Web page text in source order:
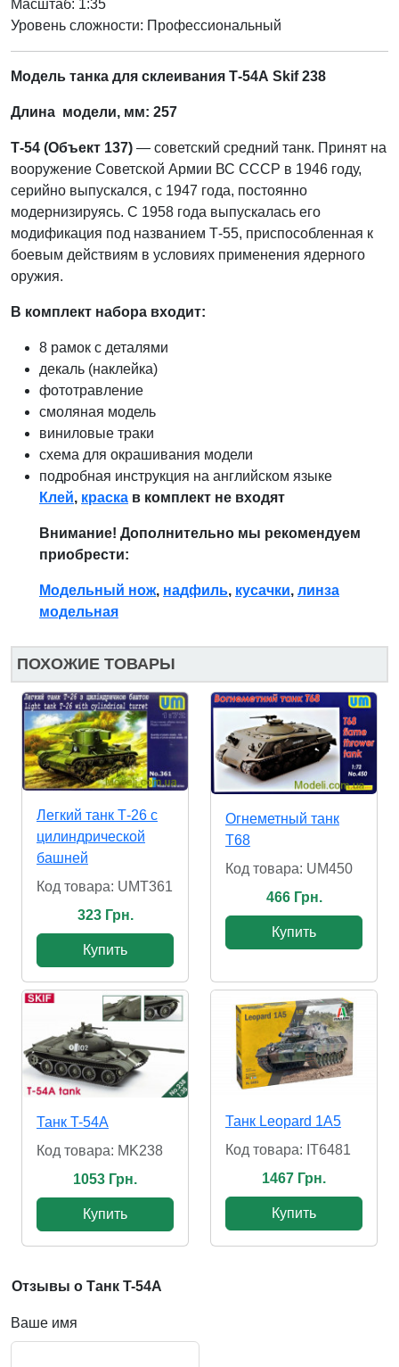
Масштаб: 1:35
Уровень сложности: Профессиональный
Модель танка для склеивания Т-54А Skif 238
Длина модели, мм: 257
Т-54 (Объект 137) — советский средний танк. Принят на
вооружение Советской Армии ВС СССР в 1946 году,
серийно выпускался, с 1947 года, постоянно
модернизируясь. С 1958 года выпускалась его
модификация под названием Т-55, приспособленная к
боевым действиям в условиях применения ядерного
оружия.
В комплект набора входит:
8 рамок с деталями
декаль (наклейка)
фототравление
смоляная модель
виниловые траки
схема для окрашивания модели
подробная инструкция на английском языке
Клей, краска в комплект не входят
Внимание! Дополнительно мы рекомендуем
приобрести:
Модельный нож, надфиль, кусачки, линза
модельная
ПОХОЖИЕ ТОВАРЫ
Легкий танк Т-26 с
цилиндрической
башней
Код товара: UMT361
323 Грн.
Купить
Огнеметный танк
T68
Код товара: UM450
466 Грн.
Купить
Танк T-54A
Код товара: MK238
1053 Грн.
Купить
Танк Leopard 1A5
Код товара: IT6481
1467 Грн.
Купить
Отзывы о Танк T-54A
Ваше имя